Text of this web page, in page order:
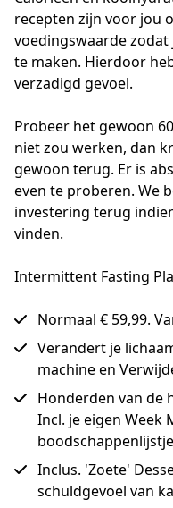
recepten zijn voor jou
voedingswaarde
te maken. Hierdoor
verzadigd gevoel.
Probeer het gewoon
niet zou werken, dan
gewoon terug. Er is
even te proberen. We
investering terug
vinden.
Intermittent Fasting
Normaal € 59,99.
Verandert je
machine en
Honderden van de
Incl. je eigen Week
Inclus. 'Zoete'
schuldgevoel van